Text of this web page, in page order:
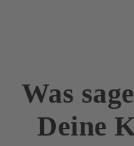
Was
Deine